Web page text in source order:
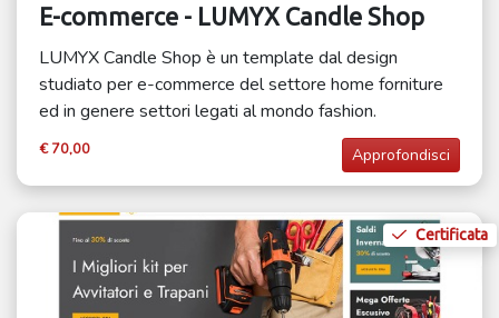
E-commerce - LUMYX Candle Shop
LUMYX Candle Shop è un template dal design
studiato per e-commerce del settore home forniture
ed in genere settori legati al mondo fashion.
€ 70,00 Approfondisci
Certificata